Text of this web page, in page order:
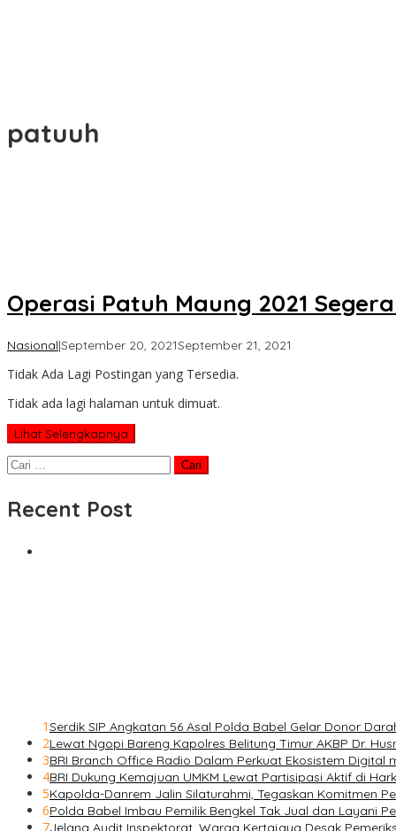
patuuh
Operasi Patuh Maung 2021
Nasional|September 20, 2021September 21, 2021
Tidak Ada Lagi Postingan yang Tersedia.
Tidak ada lagi halaman untuk dimuat.
Lihat Selengkapnya
Cari
untuk:
Recent Post
1Serdik SIP Angkatan 56 Asal Polda Babel Gelar Donor
2Lewat Ngopi Bareng Kapolres Belitung Timur AKBP Dr.
3BRI Branch Office Radio Dalam Perkuat Ekosistem Digital
4BRI Dukung Kemajuan UMKM Lewat Partisipasi Aktif di
5Kapolda-Danrem Jalin Silaturahmi, Tegaskan Komitmen
6Polda Babel Imbau Pemilik Bengkel Tak Jual dan Layani
7Jelang Audit Inspektorat, Warga Kertajaya Desak